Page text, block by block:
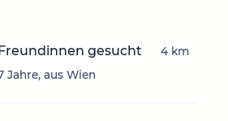
gesucht
Jahre, aus Wien
4 km